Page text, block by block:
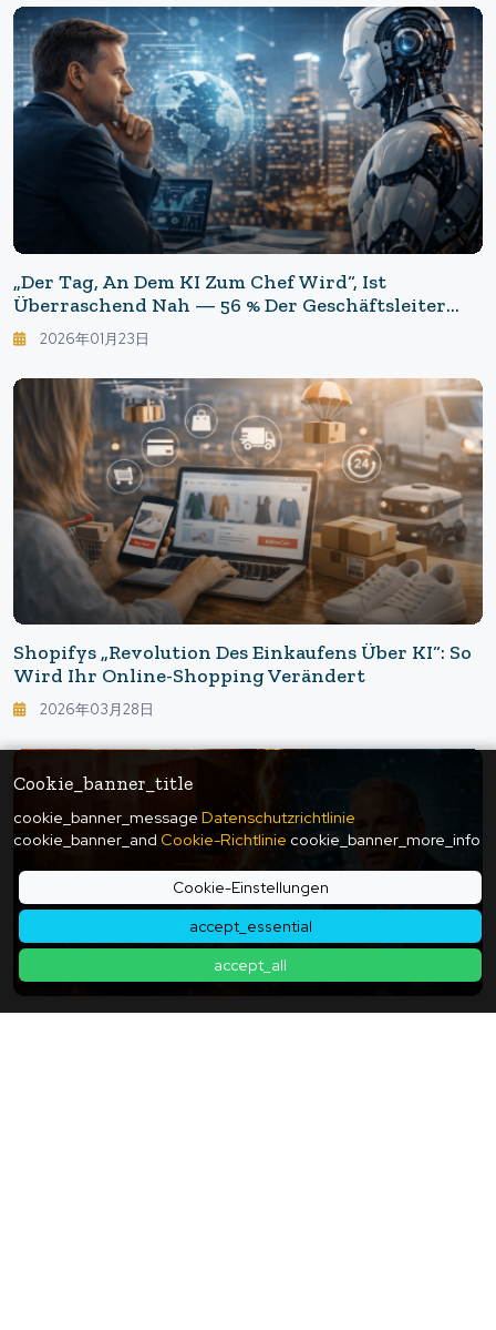
Cookie_banner_title
cookie_banner_message Datenschutzrichtlinie
cookie_banner_and Cookie-Richtlinie cookie_banner_more_info
Cookie-Einstellungen
accept_essential
accept_all
„Der Tag, An Dem KI Zum Chef Wird“, Ist
Überraschend Nah — 56 % Der Geschäftsleiter
Gaben An, Dass „ein Großteil Ihrer Arbeit Durch
KI Erledigt Werden Kann“.
2026年01月23日
Shopifys „Revolution Des Einkaufens Über KI“: So
Wird Ihr Online-Shopping Verändert
2026年03月28日